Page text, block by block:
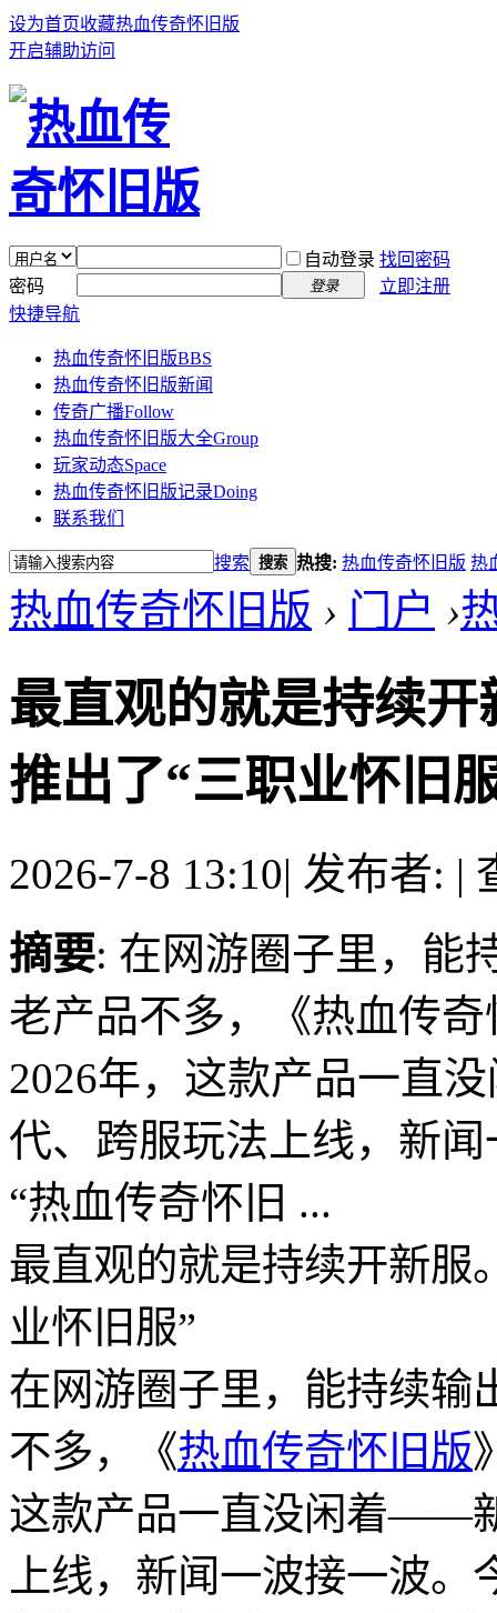
设为首页收藏热血传奇怀旧版
开启辅助访问
自动登录 找回密码
密码
登录
立即注册
快捷导航
热血传奇怀旧版BBS
热血传奇怀旧版新闻
传奇广播Follow
热血传奇怀旧版大全Group
玩家动态Space
热血传奇怀旧版记录Doing
联系我们
搜索 搜索 热搜: 热血传奇怀旧版 热
热血传奇怀旧版 › 门户 ›
最直观的就是持续开
推出了“三职业怀旧
2026-7-8 13:10| 发布者: |
摘要: 在网游圈子里，能
老产品不多，《热血传
2026年，这款产品一直
代、跨服玩法上线，新
“热血传奇怀旧 ...
最直观的就是持续开新服
业怀旧服”
在网游圈子里，能持续输
不多，《热血传奇怀旧版
这款产品一直没闲着——
上线，新闻一波接一波